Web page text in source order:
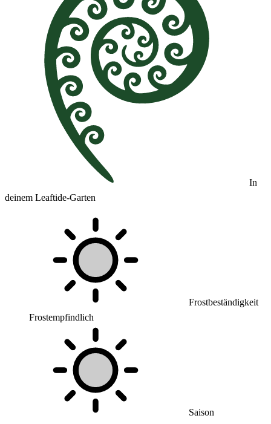
In
deinem Leaftide-Garten
Frostbeständigkeit
Frostempfindlich
Saison